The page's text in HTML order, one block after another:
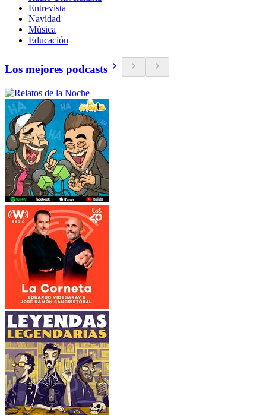
Entrevista
Navidad
Música
Educación
Los mejores podcasts